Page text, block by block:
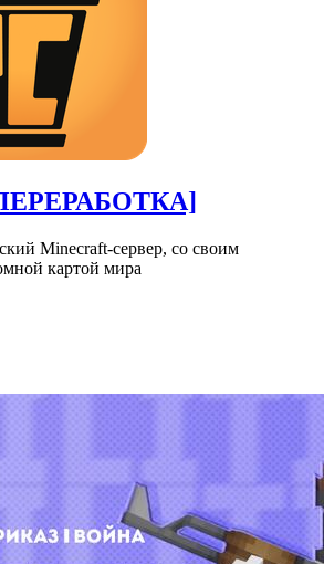
Minecraft-сервер, со своим
картой мира